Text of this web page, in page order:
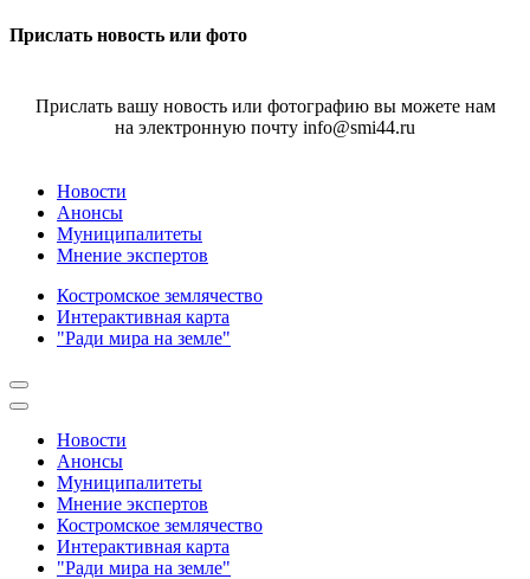
Прислать новость или фото
Прислать вашу новость или фотографию вы можете нам
на электронную почту info@smi44.ru
Новости
Анонсы
Муниципалитеты
Мнение экспертов
Костромское землячество
Интерактивная карта
"Ради мира на земле"
Новости
Анонсы
Муниципалитеты
Мнение экспертов
Костромское землячество
Интерактивная карта
"Ради мира на земле"